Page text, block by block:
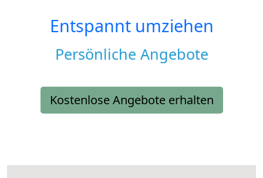
Entspannt umziehen
Persönliche Angebote
Kostenlose Angebote erhalten